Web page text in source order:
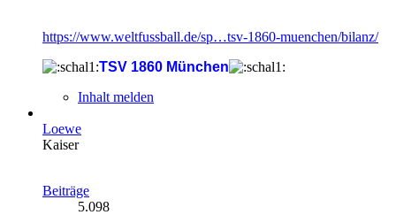
https://www.weltfussball.de/sp…tsv-1860-muenchen/bilanz/
TSV 1860 München
Inhalt melden
Loewe
Kaiser
Beiträge
5.098